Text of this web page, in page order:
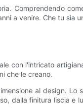
Comprendendo
a venire. Che tu sia
con l'intricato
che le creano.
al design. Lo
dalla finitura liscia e